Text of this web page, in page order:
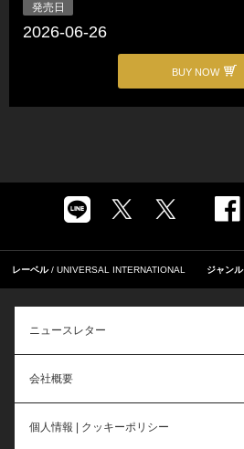
発売日
2026-06-26
BUY NOW
レーベル UNIVERSAL INTERNATIONAL ジャンル
ニュースレター
会社概要
個人情報 | クッキーポリシー